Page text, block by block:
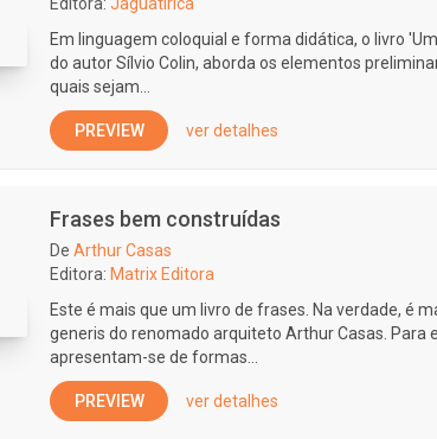
Em linguagem coloquial e forma didática, o livro
do autor Sílvio Colin, aborda os elementos
quais sejam...
PREVIEW ver detalhes
Frases bem construídas
De Arthur Casas
Editora: Matrix Editora
Este é mais que um livro de frases. Na verdade, é
generis do renomado arquiteto Arthur Casas. Para
apresentam-se de formas...
PREVIEW ver detalhes